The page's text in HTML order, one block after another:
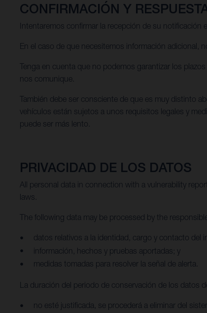
CONFIRMACIÓN Y
Intentaremos confirmar la recepción de su notificación
En el caso de que necesitemos información adicional,
Tenga en cuenta que no podemos garantizar los
nos comunique.
También debe ser consciente de que es muy distinto
vehículos están sujetos a unos requisitos legales y
puede ser más lento.
PRIVACIDAD DE LOS DATOS
All personal data in connection with a vulnerability
laws.
The following data may be processed by the
datos relativos a la identidad, cargo y contacto del
información, hechos y pruebas aportadas; y
medidas tomadas para resolver la señal de alerta.
La duración del periodo de conservación de los datos
no esté justificada, se procederá a eliminar del